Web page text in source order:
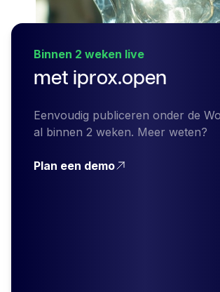
Binnen 2 weken live
met iprox.open
Eenvoudig publiceren onder de
al binnen 2 weken. Meer weten?
Plan een demo